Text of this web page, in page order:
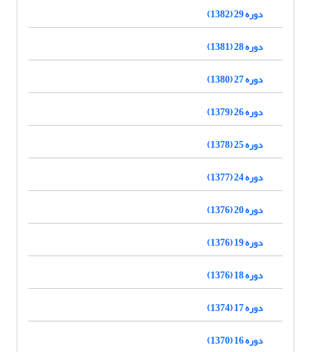
دوره 29 (1382)
دوره 28 (1381)
دوره 27 (1380)
دوره 26 (1379)
دوره 25 (1378)
دوره 24 (1377)
دوره 20 (1376)
دوره 19 (1376)
دوره 18 (1376)
دوره 17 (1374)
دوره 16 (1370)